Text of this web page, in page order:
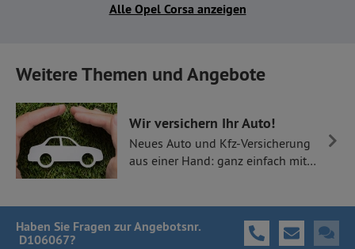
Alle Opel Corsa anzeigen
Weitere Themen und Angebote
Wir versichern Ihr Auto!
Neues Auto und Kfz-Versicherung
aus einer Hand: ganz einfach mit
Haben Sie Fragen zur Angebotsnr.
D106067?